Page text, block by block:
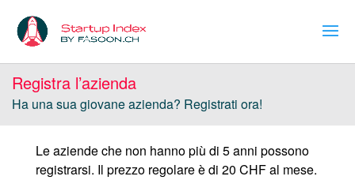
Registra l’azienda
Ha una sua giovane azienda? Registrati ora!
Le aziende che non hanno più di 5 anni possono
registrarsi. Il prezzo regolare è di 20 CHF al mese.